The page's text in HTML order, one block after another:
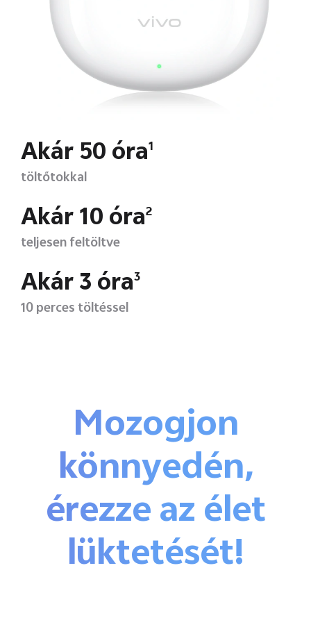
Akár 50 óra1
töltőtokkal
Akár 10 óra2
teljesen feltöltve
Akár 3 óra3
10 perces töltéssel
Mozogjon
könnyedén,
érezze az élet
lüktetését!